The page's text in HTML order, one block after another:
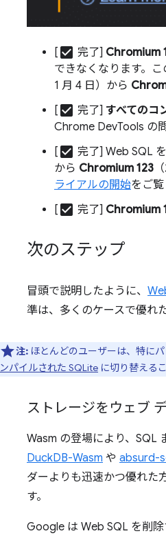
[ check_box 完了] Chromium
できなくなります。
1 月 4 日）から
[ check_box 完了] すべてのコ
Chrome DevTools の
[ check_box 完了] Web SQL
から Chromium 123
ライアルの開始をご
[ check_box 完了] Chromium
次のステップ
冒頭で説明したように、
準は、多くのケースで優れ
注: ほとんどのユーザーは、特に
ンパイルされた SQLite に切り替える
ストレージをウェブ
Wasm の登場により、SQL
DuckDB-Wasm や absurd-
ダーよりも迅速かつ優れた
す。
Google は Web SQL を削